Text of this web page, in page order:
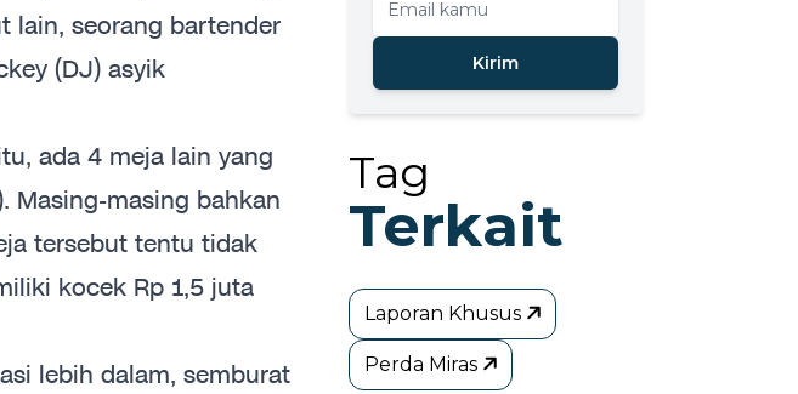
lain, seorang bartender
(DJ) asyik
ada 4 meja lain yang
Masing-masing bahkan
tersebut tentu tidak
kocek Rp 1,5 juta
lebih dalam, semburat
Kirim
Tag
Terkait
Laporan Khusus
Perda Miras